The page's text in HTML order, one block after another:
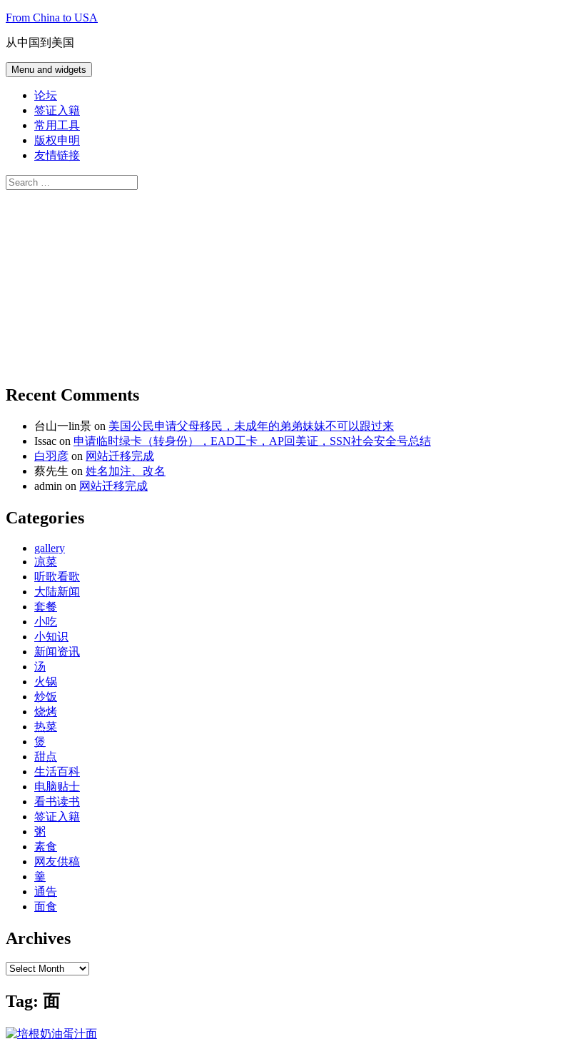
Skip
content
From China to USA
从中国到美国
Menu and widgets
论坛
签证入籍
常用工具
版权申明
友情链接
Search
for:
Recent Comments
台山一lin景 on 美国公民申请父母移民，未成年的弟弟妹妹不可以跟过来
Issac on 申请临时绿卡（转身份），EAD工卡，AP回美证，SSN社会安全号总结
白羽彦 on 网站迁移完成
蔡先生 on 姓名加注、改名
admin on 网站迁移完成
Categories
gallery
凉菜
听歌看歌
大陆新闻
套餐
小吃
小知识
新闻资讯
汤
火锅
炒饭
烧烤
热菜
煲
甜点
生活百科
电脑贴士
看书读书
签证入籍
粥
素食
网友供稿
羹
通告
面食
Archives
Archives
Tag: 面